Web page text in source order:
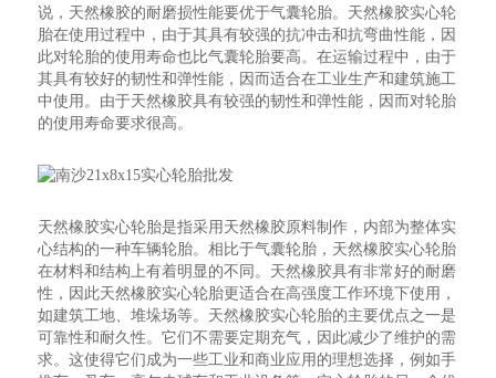
说，天然橡胶的耐磨损性能要优于气囊轮胎。天然橡胶实心轮
胎在使用过程中，由于其具有较强的抗冲击和抗弯曲性能，因
此对轮胎的使用寿命也比气囊轮胎要高。在运输过程中，由于
其具有较好的韧性和弹性能，因而适合在工业生产和建筑施工
中使用。由于天然橡胶具有较强的韧性和弹性能，因而对轮胎
的使用寿命要求很高。
天然橡胶实心轮胎是指采用天然橡胶原料制作，内部为整体实
心结构的一种车辆轮胎。相比于气囊轮胎，天然橡胶实心轮胎
在材料和结构上有着明显的不同。天然橡胶具有非常好的耐磨
性，因此天然橡胶实心轮胎更适合在高强度工作环境下使用，
如建筑工地、堆垛场等。天然橡胶实心轮胎的主要优点之一是
可靠性和耐久性。它们不需要定期充气，因此减少了维护的需
求。这使得它们成为一些工业和商业应用的理想选择，例如手